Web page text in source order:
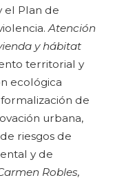
el Plan de
Atención
y hábitat
territorial y
ecológica
de
urbana,
riesgos de
y de
Robles,